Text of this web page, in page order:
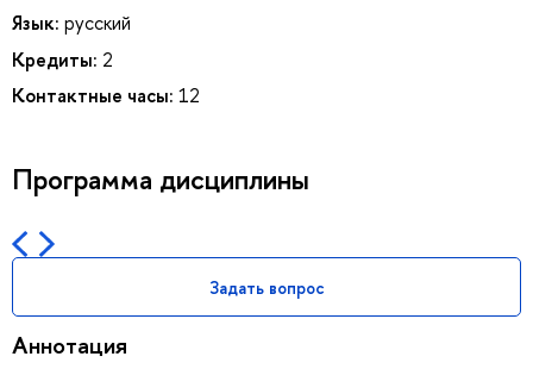
Язык: русский
Кредиты: 2
Контактные часы: 12
Программа дисциплины
Задать вопрос
Аннотация